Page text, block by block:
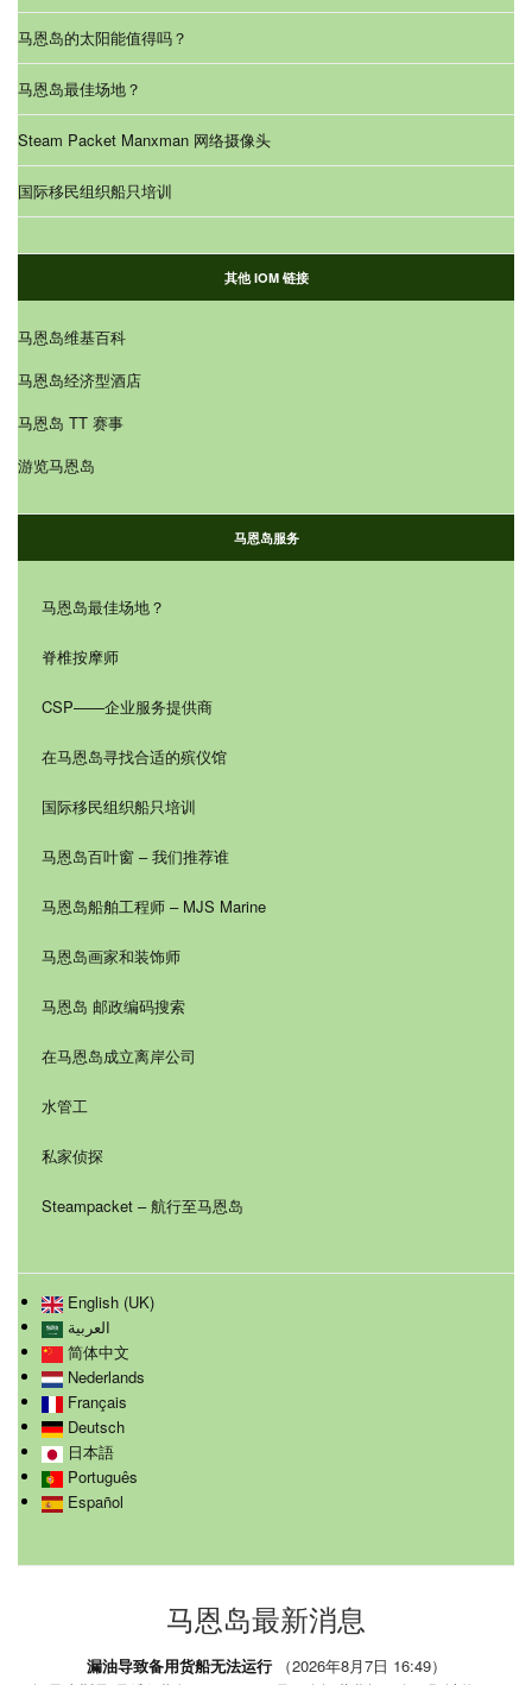
马恩岛的太阳能值得吗？
马恩岛最佳场地？
Steam Packet Manxman 网络摄像头
国际移民组织船只培训
其他 IOM 链接
马恩岛维基百科
马恩岛经济型酒店
马恩岛 TT 赛事
游览马恩岛
马恩岛服务
马恩岛最佳场地？
脊椎按摩师
CSP——企业服务提供商
在马恩岛寻找合适的殡仪馆
国际移民组织船只培训
马恩岛百叶窗 – 我们推荐谁
马恩岛船舶工程师 – MJS Marine
马恩岛画家和装饰师
马恩岛 邮政编码搜索
在马恩岛成立离岸公司
水管工
私家侦探
Steampacket – 航行至马恩岛
English (UK)
العربية
简体中文
Nederlands
Français
Deutsch
日本語
Português
Español
马恩岛最新消息
漏油导致备用货船无法运行（2026年8月7日 16:49）